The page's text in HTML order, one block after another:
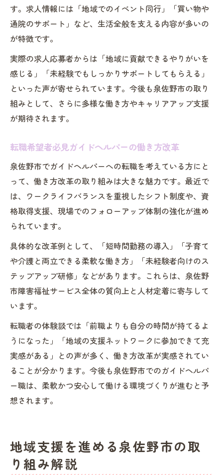
す。求人情報には「地域でのイベント同行」「買い物や
通院のサポート」など、生活全般を支える内容が多いの
が特徴です。
実際の求人応募者からは「地域に貢献できるやりがいを
感じる」「未経験でもしっかりサポートしてもらえる」
といった声が寄せられています。今後も泉佐野市の取り
組みとして、さらに多様な働き方やキャリアアップ支援
が期待されます。
転職希望者必見ガイドヘルパーの働き方改革
泉佐野市でガイドヘルパーへの転職を考えている方にと
って、働き方改革の取り組みは大きな魅力です。最近で
は、ワークライフバランスを重視したシフト制度や、資
格取得支援、現場でのフォローアップ体制の強化が進め
られています。
具体的な改革例として、「短時間勤務の導入」「子育て
や介護と両立できる柔軟な働き方」「未経験者向けのス
テップアップ研修」などがあります。これらは、泉佐野
市障害福祉サービス全体の質向上と人材定着に寄与して
います。
転職者の体験談では「前職よりも自分の時間が持てるよ
うになった」「地域の支援ネットワークに参加できて充
実感がある」との声が多く、働き方改革が実感されてい
ることが分かります。今後も泉佐野市でのガイドヘルパ
ー職は、柔軟かつ安心して働ける環境づくりが進むと予
想されます。
地域支援を進める泉佐野市の取
り組み解説